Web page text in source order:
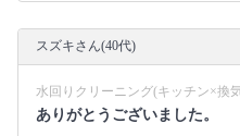
スズキさん(40代)
水回りクリーニング(キッチン×換
ありがとうございました。